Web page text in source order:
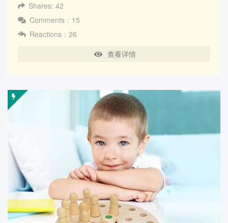
Shares: 42
Comments：15
Reactions：26
查看详情